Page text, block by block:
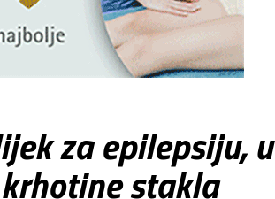
za epilepsiju, u
stakla